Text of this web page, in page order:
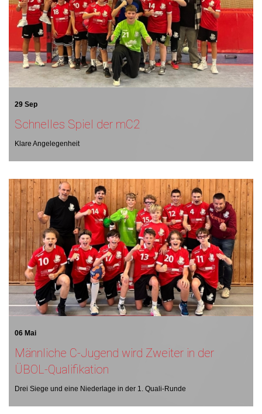
29 Sep
Schnelles Spiel der mC2
Klare Angelegenheit
06 Mai
Männliche C-Jugend wird Zweiter in der
ÜBOL-Qualifikation
Drei Siege und eine Niederlage in der 1. Quali-Runde